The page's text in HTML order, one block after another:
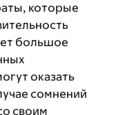
которые
большое
оказать
сомнений
своим